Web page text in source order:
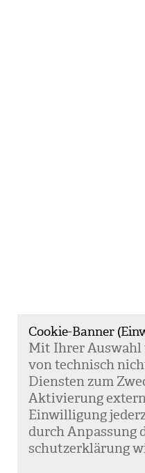
Cookie-Banner
Mit Ihrer Aus­wahl
von tech­nisch
Diens­ten zum
Akti­vie­rung
Ein­wil­li­gung
durch Anpas­sung
schutz­er­klä­rung